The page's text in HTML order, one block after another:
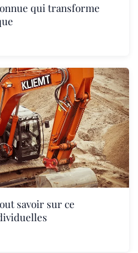
qui transforme
savoir sur ce